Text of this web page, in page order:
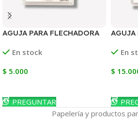
AGUJA PARA FLECHADORA
LIVIANO
En stock
$ 5.000
PREGUNTAR
AGUJA
En
$
Papelería y productos